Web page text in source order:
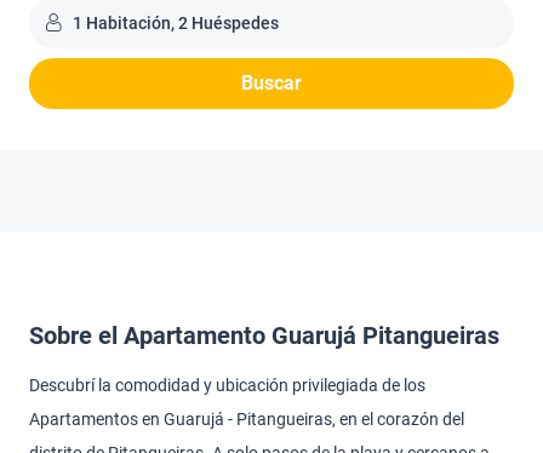
1 Habitación, 2 Huéspedes
Buscar
Sobre el Apartamento Guarujá Pitangueiras
Descubrí la comodidad y ubicación privilegiada de los
Apartamentos en Guarujá - Pitangueiras, en el corazón del